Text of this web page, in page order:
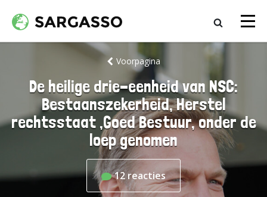
Voorpagina
De heilige drie-eenheid van NSC:
Bestaanszekerheid, Herstel
rechtsstaat ,Goed Bestuur, onder de
loep genomen
12 reacties